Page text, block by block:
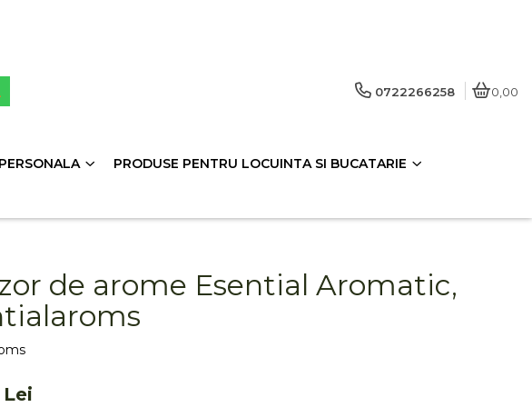
0722266258 0,00
PRODUSE PENTRU LOCUINTA SI BUCATARIE
de arome Esential Aromatic,
Lei